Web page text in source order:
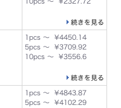
続きを見る
1pcs ～ ¥4450.14
5pcs ～ ¥3709.92
10pcs ～ ¥3556.6
続きを見る
1pcs ～ ¥4843.87
5pcs ～ ¥4102.29